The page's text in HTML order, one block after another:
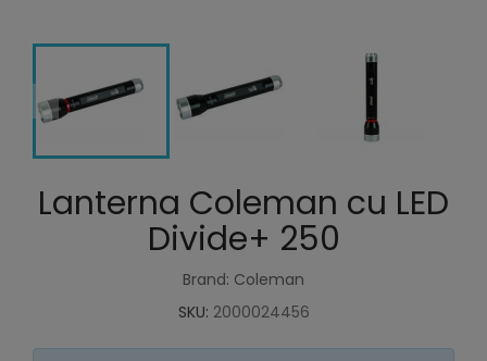
Lanterna Coleman cu LED
Divide+ 250
Brand: Coleman
SKU: 2000024456